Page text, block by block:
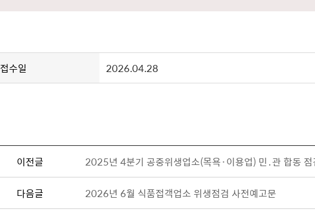
접수일 2026.04.28
이전글 2025년 4분기 공중위생업소(목욕·이용업) 민․관 합동
다음글 2026년 6월 식품접객업소 위생점검 사전예고문